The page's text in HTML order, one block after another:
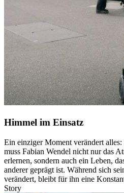
Himmel im Einsatz
Ein einziger Moment verändert
muss Fabian Wendel nicht nur das
erlernen, sondern auch ein Leben,
anderer geprägt ist. Während sich
verändert, bleibt für ihn eine
Story